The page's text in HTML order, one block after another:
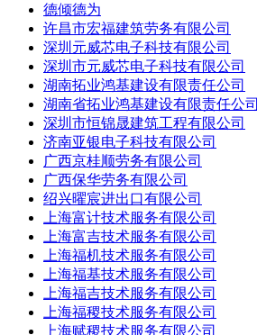
德倾德为
许昌市宏福建筑劳务有限公司
深圳元威芯电子科技有限公司
深圳市元威芯电子科技有限公司
湖南拓业鸿基建设有限责任公司
湖南省拓业鸿基建设有限责任公司
深圳市恒锦晟建筑工程有限公司
济南亚银电子科技有限公司
广西京桂顺劳务有限公司
广西保华劳务有限公司
绍兴曜宸进出口有限公司
上海富计技术服务有限公司
上海富吉技术服务有限公司
上海福机技术服务有限公司
上海福基技术服务有限公司
上海福吉技术服务有限公司
上海福稷技术服务有限公司
上海赋稷技术服务有限公司